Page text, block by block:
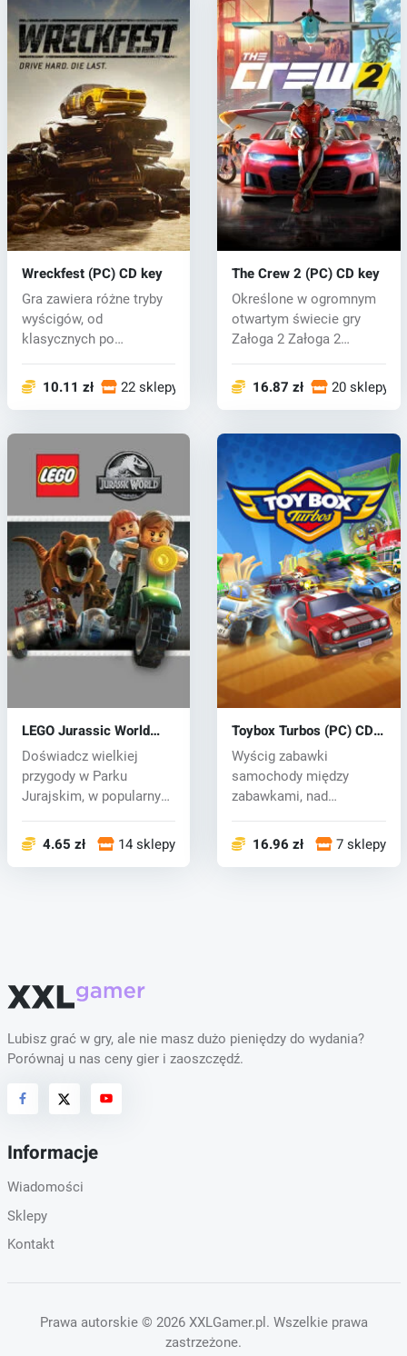
Wreckfest (PC) CD key
Gra zawiera różne tryby
wyścigów, od
klasycznych po
Wyś...10.11 zł 22 sklepy
The Crew 2 (PC) CD key
Określone w ogromnym
otwartym świecie gry
Załoga 2 Załoga 2
16.87 zł 20 sklepy
LEGO Jurassic World
(PC) CD key
Doświadcz wielkiej
przygody w Parku
Jurajskim, w popularnym
4.65 zł 14 sklepy
Toybox Turbos (PC) CD
key
Wyścig zabawki
samochody między
zabawkami, nad
na st...16.96 zł 7 sklepy
Lubisz grać w gry, ale nie masz dużo pieniędzy do wydania?
Porównaj u nas ceny gier i zaoszczędź.
Informacje
Wiadomości
Sklepy
Kontakt
Prawa autorskie © 2026 XXLGamer.pl . Wszelkie prawa
zastrzeżone.